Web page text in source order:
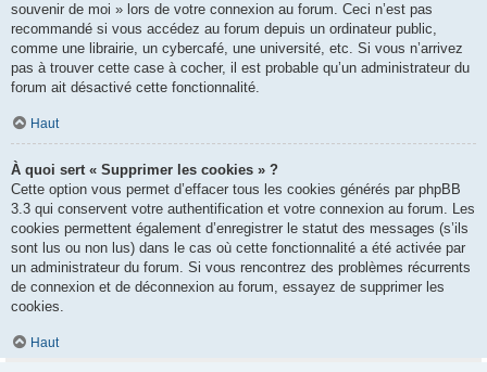
souvenir de moi » lors de votre connexion au forum. Ceci n’est pas
recommandé si vous accédez au forum depuis un ordinateur public,
comme une librairie, un cybercafé, une université, etc. Si vous n’arrivez
pas à trouver cette case à cocher, il est probable qu’un administrateur du
forum ait désactivé cette fonctionnalité.
Haut
À quoi sert « Supprimer les cookies » ?
Cette option vous permet d’effacer tous les cookies générés par phpBB
3.3 qui conservent votre authentification et votre connexion au forum. Les
cookies permettent également d’enregistrer le statut des messages (s’ils
sont lus ou non lus) dans le cas où cette fonctionnalité a été activée par
un administrateur du forum. Si vous rencontrez des problèmes récurrents
de connexion et de déconnexion au forum, essayez de supprimer les
cookies.
Haut